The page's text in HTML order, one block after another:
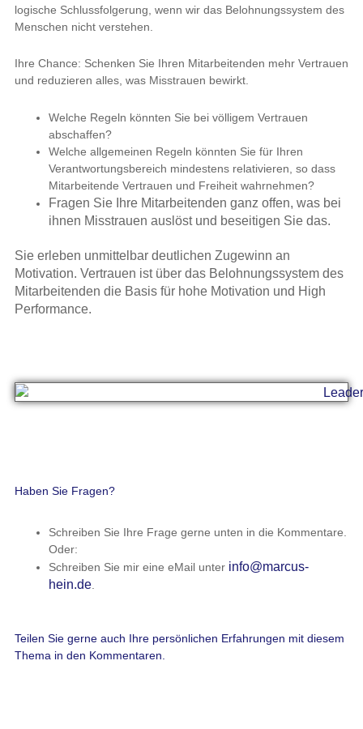
logische Schlussfolgerung, wenn wir das Belohnungssystem des
Menschen nicht verstehen.
Ihre Chance: Schenken Sie Ihren Mitarbeitenden mehr Vertrauen
und reduzieren alles, was Misstrauen bewirkt.
Welche Regeln könnten Sie bei völligem Vertrauen
abschaffen?
Welche allgemeinen Regeln könnten Sie für Ihren
Verantwortungsbereich mindestens relativieren, so dass
Mitarbeitende Vertrauen und Freiheit wahrnehmen?
Fragen Sie Ihre Mitarbeitenden ganz offen, was bei
ihnen Misstrauen auslöst und beseitigen Sie das.
Sie erleben unmittelbar deutlichen Zugewinn an
Motivation. Vertrauen ist über das Belohnungssystem des
Mitarbeitenden die Basis für hohe Motivation und High
Performance.
Haben Sie Fragen?
Schreiben Sie Ihre Frage gerne unten in die Kommentare.
Oder:
Schreiben Sie mir eine eMail unter info@marcus-
hein.de.
Teilen Sie gerne auch Ihre persönlichen Erfahrungen mit diesem
Thema in den Kommentaren.